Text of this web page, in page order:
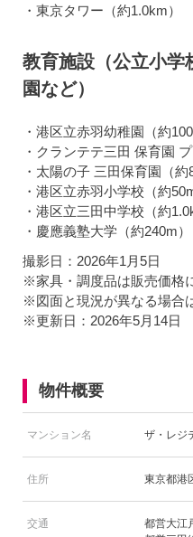
・東京タワー（約1.0km）
教育施設（公立小学
園など）
・港区立赤羽幼稚園（約
・クランテテ三田 保育園
・太陽の子 三田保育園（約
・港区立赤羽小学校（約
・港区立三田中学校（約
・慶應義塾大学（約240m）
撮影日：2026年1月5日
※家具・調度品は販売価格
※図面と現況が異なる場合
※更新日：2026年5月14日
物件概要
マンション名 ザ・レジ
住所 東京都港
交通
都営大江